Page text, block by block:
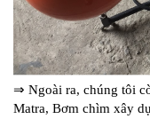
⇒ Ngoài ra, chúng tôi
Matra, Bơm chìm xây